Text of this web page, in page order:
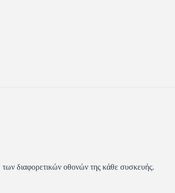
διαφορετικών οθονών της κάθε συσκευής.